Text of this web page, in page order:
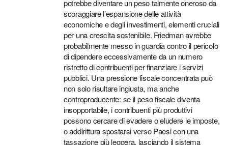
potrebbe diventare un peso talmente oneroso da
scoraggiare l’espansione delle attività
economiche e degli investimenti, elementi cruciali
per una crescita sostenibile. Friedman avrebbe
probabilmente messo in guardia contro il pericolo
di dipendere eccessivamente da un numero
ristretto di contribuenti per finanziare i servizi
pubblici. Una pressione fiscale concentrata può
non solo risultare ingiusta, ma anche
controproducente: se il peso fiscale diventa
insopportabile, i contribuenti più produttivi
possono cercare di evadere o eludere le imposte,
o addirittura spostarsi verso Paesi con una
tassazione più leggera, lasciando il sistema